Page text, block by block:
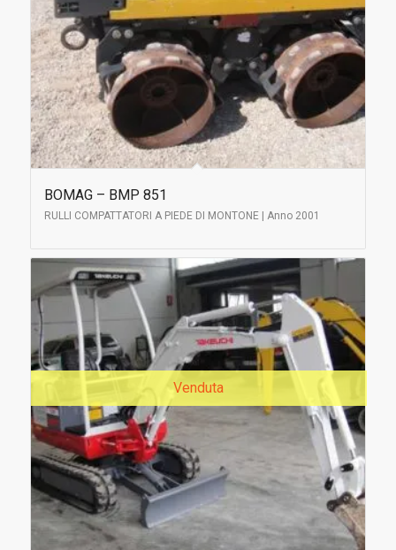
BOMAG – BMP 851
RULLI COMPATTATORI A PIEDE DI MONTONE | Anno 2001
Venduta